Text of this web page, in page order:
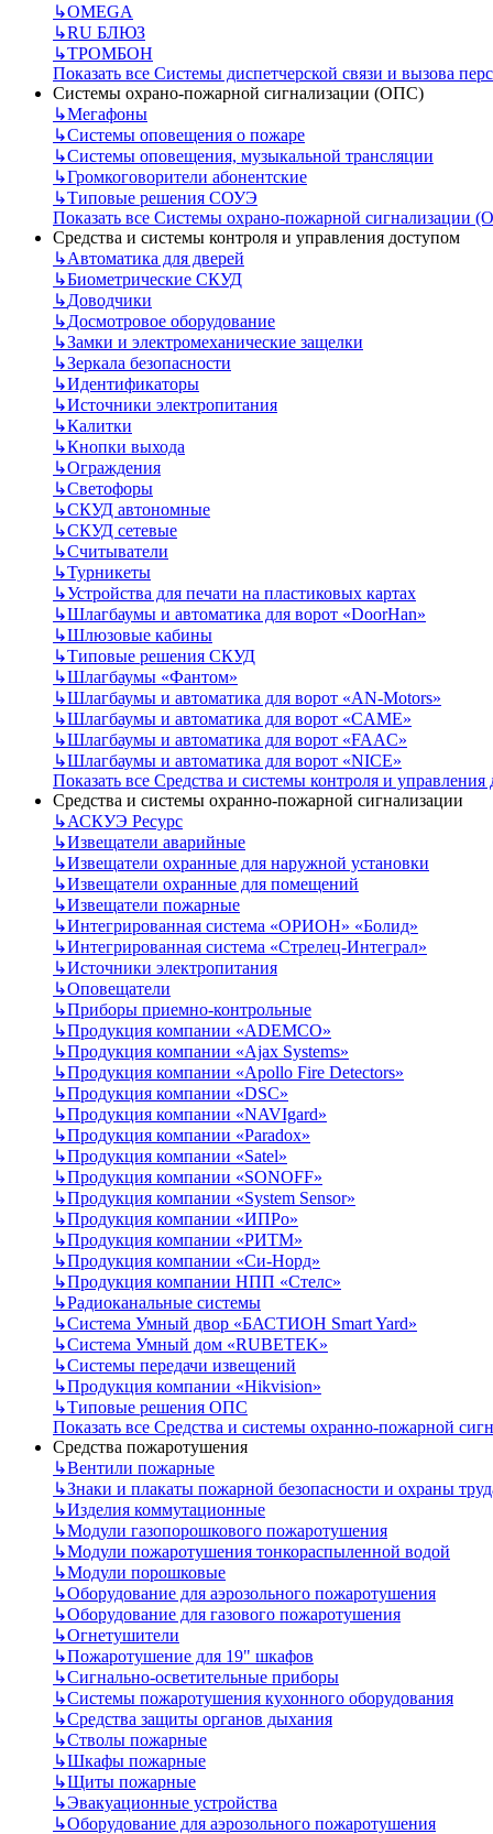
↳OMEGA
↳RU БЛЮЗ
↳ТРОМБОН
Показать все Системы диспетчерской связи и вызова
Системы охрано-пожарной сигнализации (ОПС)
↳Мегафоны
↳Системы оповещения о пожаре
↳Системы оповещения, музыкальной трансляции
↳Громкоговорители абонентские
↳Типовые решения СОУЭ
Показать все Системы охрано-пожарной сигнализации
Средства и системы контроля и управления доступом
↳Автоматика для дверей
↳Биометрические СКУД
↳Доводчики
↳Досмотровое оборудование
↳Замки и электромеханические защелки
↳Зеркала безопасности
↳Идентификаторы
↳Источники электропитания
↳Калитки
↳Кнопки выхода
↳Ограждения
↳Светофоры
↳СКУД автономные
↳СКУД сетевые
↳Считыватели
↳Турникеты
↳Устройства для печати на пластиковых картах
↳Шлагбаумы и автоматика для ворот «DoorHan»
↳Шлюзовые кабины
↳Типовые решения СКУД
↳Шлагбаумы «Фантом»
↳Шлагбаумы и автоматика для ворот «AN-Motors»
↳Шлагбаумы и автоматика для ворот «CAME»
↳Шлагбаумы и автоматика для ворот «FAAC»
↳Шлагбаумы и автоматика для ворот «NICE»
Показать все Средства и системы контроля и управления
Средства и системы охранно-пожарной сигнализации
↳АСКУЭ Ресурс
↳Извещатели аварийные
↳Извещатели охранные для наружной установки
↳Извещатели охранные для помещений
↳Извещатели пожарные
↳Интегрированная система «ОРИОН» «Болид»
↳Интегрированная система «Стрелец-Интеграл»
↳Источники электропитания
↳Оповещатели
↳Приборы приемно-контрольные
↳Продукция компании «ADEMCO»
↳Продукция компании «Ajax Systems»
↳Продукция компании «Apollo Fire Detectors»
↳Продукция компании «DSC»
↳Продукция компании «NAVIgard»
↳Продукция компании «Paradox»
↳Продукция компании «Satel»
↳Продукция компании «SONOFF»
↳Продукция компании «System Sensor»
↳Продукция компании «ИПРо»
↳Продукция компании «РИТМ»
↳Продукция компании «Си-Норд»
↳Продукция компании НПП «Стелс»
↳Радиоканальные системы
↳Система Умный двор «БАСТИОН Smart Yard»
↳Система Умный дом «RUBETEK»
↳Системы передачи извещений
↳Продукция компании «Hikvision»
↳Типовые решения ОПС
Показать все Средства и системы охранно-пожарной
Средства пожаротушения
↳Вентили пожарные
↳Знаки и плакаты пожарной безопасности и охраны
↳Изделия коммутационные
↳Модули газопорошкового пожаротушения
↳Модули пожаротушения тонкораспыленной водой
↳Модули порошковые
↳Оборудование для аэрозольного пожаротушения
↳Оборудование для газового пожаротушения
↳Огнетушители
↳Пожаротушение для 19" шкафов
↳Сигнально-осветительные приборы
↳Системы пожаротушения кухонного оборудования
↳Средства защиты органов дыхания
↳Стволы пожарные
↳Шкафы пожарные
↳Щиты пожарные
↳Эвакуационные устройства
↳Оборудование для аэрозольного пожаротушения